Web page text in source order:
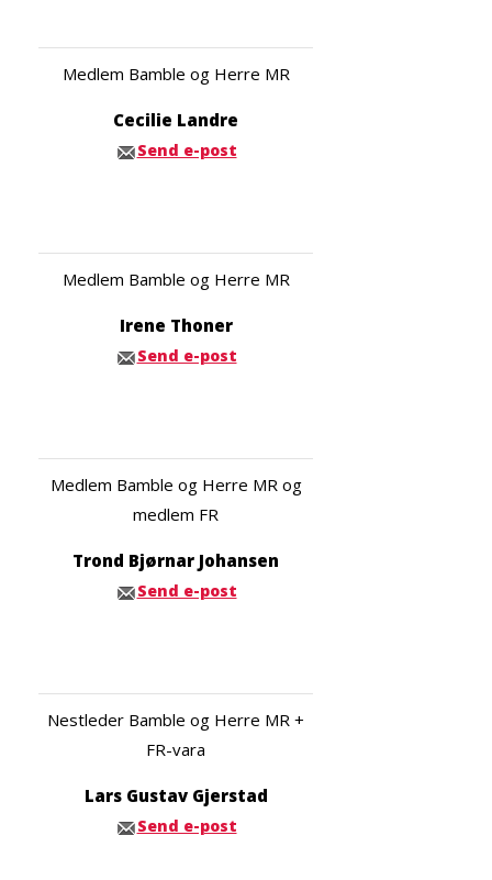
Medlem Bamble og Herre MR
Cecilie Landre
Send e-post
Medlem Bamble og Herre MR
Irene Thoner
Send e-post
Medlem Bamble og Herre MR og
medlem FR
Trond Bjørnar Johansen
Send e-post
Nestleder Bamble og Herre MR +
FR-vara
Lars Gustav Gjerstad
Send e-post